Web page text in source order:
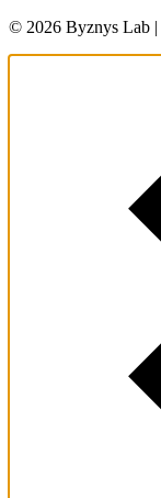
© 2026 Byznys Lab |